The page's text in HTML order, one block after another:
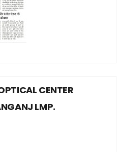
CENTER
LMP.